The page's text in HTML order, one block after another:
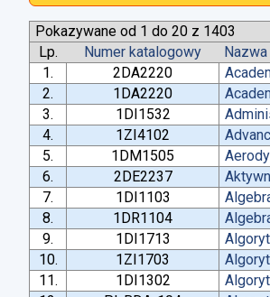
Pokazywane od 1 do 20 z 1403
Lp.
Numer katalogowy
1.
2DA2220
2.
1DA2220
3.
1DI1532
4.
1ZI4102
5.
1DM1505
6.
2DE2237
7.
1DI1103
8.
1DR1104
9.
1DI1713
10.
1ZI1703
11.
1DI1302